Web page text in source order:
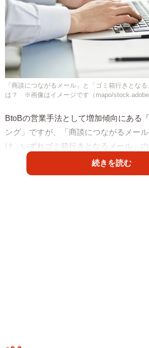
「商談につながるメール」と「ゴミ箱行きとな
は？ ※画像はイメージです（mapo/
BtoBの営業手法として増加傾向にある
ング」ですが、「商談につながるメー
け、いずれゴミ箱行きとなるメール」
あるのでしょうか。株式会社ラクス（
供するメールマーケティングサービス
続きを読む